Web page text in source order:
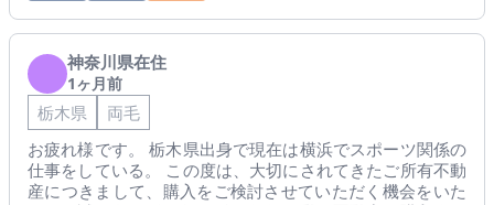
神奈川県在住
1ヶ月前
栃木県
両毛
お疲れ様です。 栃木県出身で現在は横浜でスポーツ関係の
仕事をしている。 この度は、大切にされてきたご所有不動
産につきまして、購入をご検討させていただく機会をいた